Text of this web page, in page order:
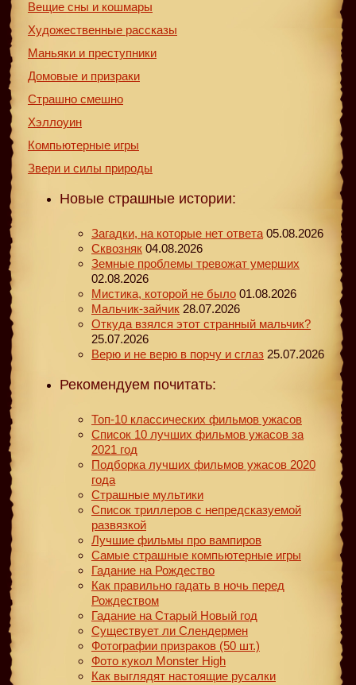
Вещие сны и кошмары
Художественные рассказы
Маньяки и преступники
Домовые и призраки
Страшно смешно
Хэллоуин
Компьютерные игры
Звери и силы природы
Новые страшные истории:
Загадки, на которые нет ответа 05.08.2026
Сквозняк 04.08.2026
Земные проблемы тревожат умерших
02.08.2026
Мистика, которой не было 01.08.2026
Мальчик-зайчик 28.07.2026
Откуда взялся этот странный мальчик?
25.07.2026
Верю и не верю в порчу и сглаз 25.07.2026
Рекомендуем почитать:
Топ-10 классических фильмов ужасов
Список 10 лучших фильмов ужасов за
2021 год
Подборка лучших фильмов ужасов 2020
года
Страшные мультики
Список триллеров с непредсказуемой
развязкой
Лучшие фильмы про вампиров
Самые страшные компьютерные игры
Гадание на Рождество
Как правильно гадать в ночь перед
Рождеством
Гадание на Старый Новый год
Существует ли Слендермен
Фотографии призраков (50 шт.)
Фото кукол Monster High
Как выглядят настоящие русалки